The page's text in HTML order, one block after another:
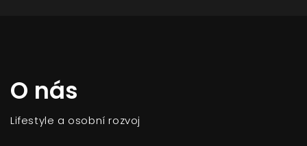
O nás
Lifestyle a osobní rozvoj